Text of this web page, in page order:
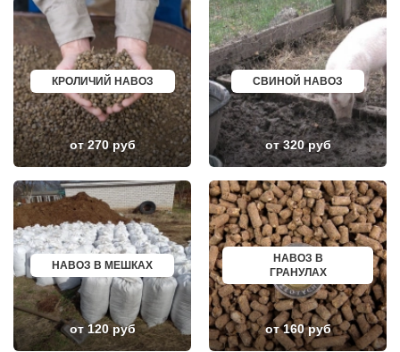
НОВИНКИ
НОВОБРАТЦЕВСКИЙ
НОВОИВАНОВСКОЕ
НОВОПЕТРОВСКОЕ
НОВОПОДРЕЗКОВО
НОВОСИНЬКОВО
НОГИНСК
ОБОЛЕНСК
ОБУХОВО
ОДИНЦОВО
ОЖЕРЕЛЬЕ
ОКТЯБРЬСКИЙ
ОПАЛИХА
ОРЕХОВО-ЗУЕВО
ОСТРОВЦЫ
ПАВЛОВСКАЯ СЛОБОДА
ПАВЛОВСКИЙ ПОСАД
ПЕНИНО
ПЕРВОМАЙСКОЕ
ПЕРЕСВЕТ
ПЕСКИ
ПИРОГОВСКИЙ
ПОВАРОВО
ПОДОЛЬСК
ИСКИТИМ
СЫСЕРТЬ
КЫЗЫЛ
МИХАЙЛОВКА
АКСАЙ
ПЕРЕСЛАВЛЬ ЗАЛЕССКИЙ
ЖУКОВ
КУРЧАТОВ
УГЛИЧ
ШЕБЕКИНО
БЕЛОВО
СОКОЛ
ОЗЕРСК
ОКТЯБРЬСК
КИМРЫ
КОТЛАС
УСТЬ ИЛИМСК
ШАДРИНСК
ДАНКОВ
МИЧУРИНСК
ВЯЗНИКИ
ГОРОДЕЦ
САСОВО
СУХОЙ ЛОГ
КРОЛИЧИЙ НАВОЗ
от 270 руб
СВИНОЙ НАВОЗ
от 320 руб
НАВОЗ В МЕШКАХ
от 120 руб
НАВОЗ В
ГРАНУЛАХ
от 160 руб